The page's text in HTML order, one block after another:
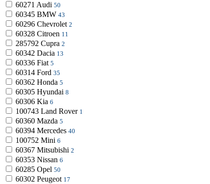
60271 Audi 50
60345 BMW 43
60296 Chevrolet 2
60328 Citroen 11
285792 Cupra 2
60342 Dacia 13
60336 Fiat 5
60314 Ford 35
60362 Honda 5
60305 Hyundai 8
60306 Kia 6
100743 Land Rover 1
60360 Mazda 5
60394 Mercedes 40
100752 Mini 6
60367 Mitsubishi 2
60353 Nissan 6
60285 Opel 50
60302 Peugeot 17